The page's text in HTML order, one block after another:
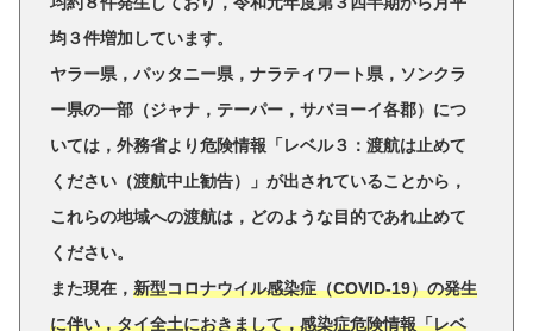
均３件増加しています。
ヤラー県，パッタニー県，ナラティワート県，ソンクラ
ー県の一部（ジャナ，テーパー，サバヨーイ各郡）につ
いては，外務省より危険情報「レベル３：渡航は止めて
ください（渡航中止勧告）」が出されていることから，
これらの地域への渡航は，どのような目的であれ止めて
ください。
また現在，新型コロナウイル感染症（COVID-19）の発生
に伴い，タイ全土におきまして，感染症危険情報「レベ